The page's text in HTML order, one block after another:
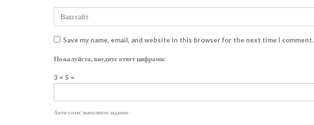
Save my name, email, and website in this browser for the next time I comment.
Пожалуйста, введите ответ цифрами:
3 × 5 =
Анти-спам: выполните задание